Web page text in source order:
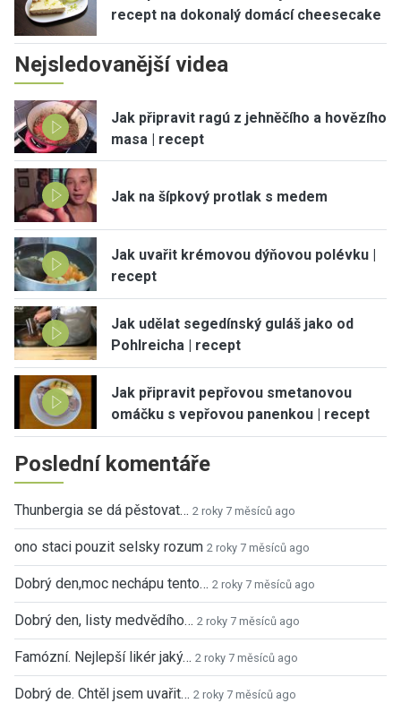
recept na dokonalý domácí cheesecake
Nejsledovanější videa
Jak připravit ragú z jehněčího a hovězího
masa | recept
Jak na šípkový protlak s medem
Jak uvařit krémovou dýňovou polévku |
recept
Jak udělat segedínský guláš jako od
Pohlreicha | recept
Jak připravit pepřovou smetanovou
omáčku s vepřovou panenkou | recept
Poslední komentáře
Thunbergia se dá pěstovat… 2 roky 7 měsíců ago
ono staci pouzit selsky rozum 2 roky 7 měsíců ago
Dobrý den,moc nechápu tento… 2 roky 7 měsíců ago
Dobrý den, listy medvědího… 2 roky 7 měsíců ago
Famózní. Nejlepší likér jaký… 2 roky 7 měsíců ago
Dobrý de. Chtěl jsem uvařit… 2 roky 7 měsíců ago